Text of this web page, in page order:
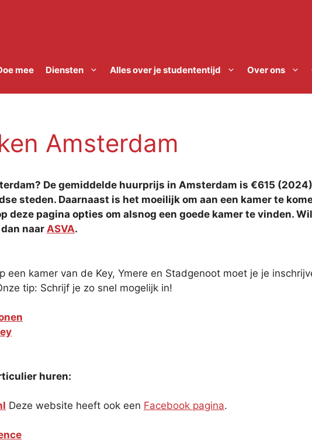
mee Diensten Alles over je studententijd Over ons
Amsterdam
De gemiddelde huurprijs in Amsterdam is €615
steden. Daarnaast is het moeilijk om aan een kamer te
deze pagina opties om alsnog een goede kamer te vinden.
naar ASVA.
een kamer van de Key, Ymere en Stadgenoot moet je je
tip: Schrijf je zo snel mogelijk in!
huren:
Deze website heeft ook een Facebook pagina.